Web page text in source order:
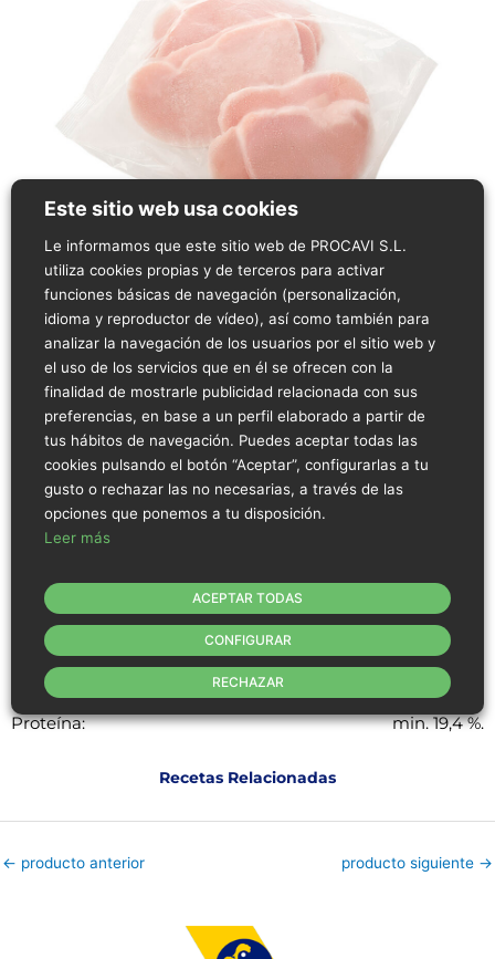
Descripción del producto
Filete de pechuga de pavo.
Peso aproximado: 800-1200g
Bolsa termo formada: 10 piezas/bolsa.
Congelado -18 ºC
Ausencia de hematomas, pieles, restos de
huesos y plumas.
Sin gluten, sin lactosa (<0,01%) y sin alérgenos.
Origen: España.
Rango de tolerancia de datos físico - químico
Humedad:
máx. 79,4 %
Grasa:
máx. 1,1 %.
Proteína:
min. 19,4 %.
Recetas Relacionadas
← producto anterior producto siguiente →
Este sitio web usa cookies
Le informamos que este sitio web de PROCAVI S.L.
utiliza cookies propias y de terceros para activar
funciones básicas de navegación (personalización,
idioma y reproductor de vídeo), así como también para
analizar la navegación de los usuarios por el sitio web y
el uso de los servicios que en él se ofrecen con la
finalidad de mostrarle publicidad relacionada con sus
preferencias, en base a un perfil elaborado a partir de
tus hábitos de navegación. Puedes aceptar todas las
cookies pulsando el botón “Aceptar”, configurarlas a tu
gusto o rechazar las no necesarias, a través de las
opciones que ponemos a tu disposición.
Leer más
ACEPTAR TODAS
RECHAZAR
CONFIGURAR